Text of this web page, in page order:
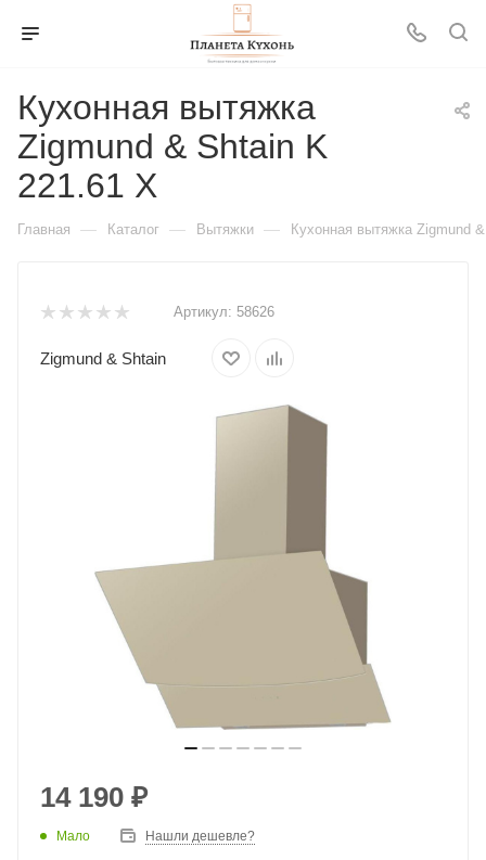
Кухонная вытяжка
Zigmund & Shtain K
221.61 X
Главная — Каталог — Вытяжки — Кухонная вытяжка Zigmund
Артикул: 58626
Zigmund & Shtain
14 190 ₽
Мало Нашли дешевле?